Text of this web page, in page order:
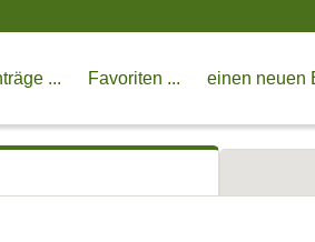
... Favoriten ... einen neuen